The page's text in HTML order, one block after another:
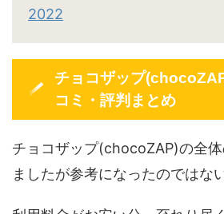
2022
チョコザップ
コミ・評判まとめ
チョコザップ(chocoZAP)の全
ましたが参考になったのではな